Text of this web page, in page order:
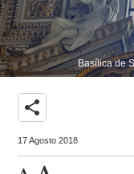
Basílica de
share
17 Agosto 2018